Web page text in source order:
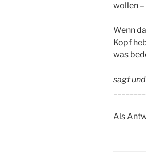
wollen
Wenn
Kopf
was
sagt
Als